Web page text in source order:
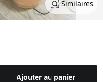
Similaires
Ajouter au panier